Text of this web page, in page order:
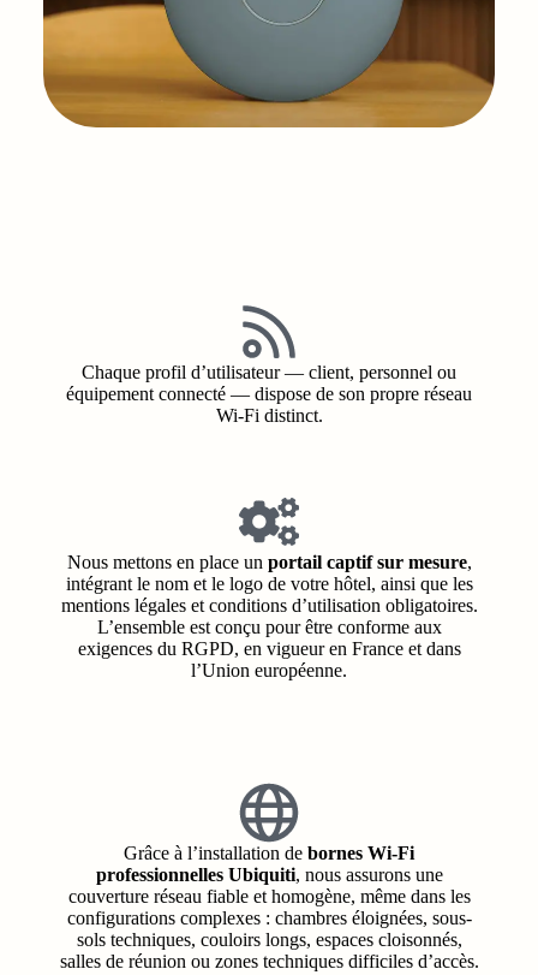
Chaque profil d’utilisateur — client, personnel ou
équipement connecté — dispose de son propre réseau
Wi‑Fi distinct.
Nous mettons en place un portail captif sur mesure,
intégrant le nom et le logo de votre hôtel, ainsi que les
mentions légales et conditions d’utilisation obligatoires.
L’ensemble est conçu pour être conforme aux
exigences du RGPD, en vigueur en France et dans
l’Union européenne.
Grâce à l’installation de bornes Wi‑Fi
professionnelles Ubiquiti, nous assurons une
couverture réseau fiable et homogène, même dans les
configurations complexes : chambres éloignées, sous-
sols techniques, couloirs longs, espaces cloisonnés,
salles de réunion ou zones techniques difficiles d’accès.